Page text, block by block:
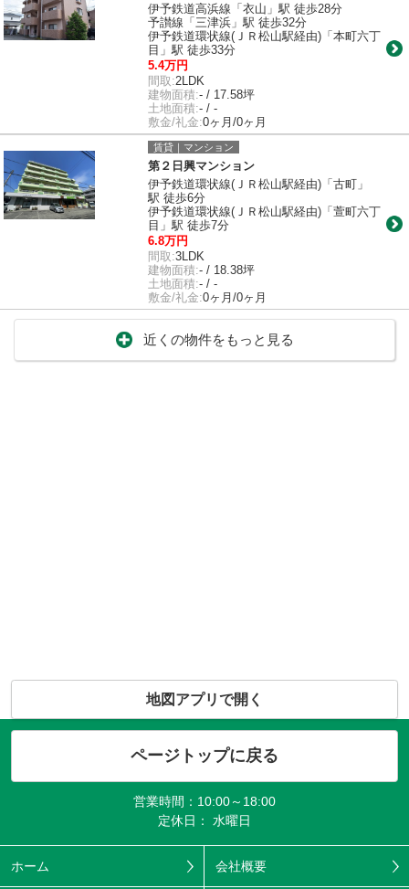
伊予鉄道高浜線「衣山」駅 徒歩28分
予讃線「三津浜」駅 徒歩32分
伊予鉄道環状線(ＪＲ松山駅経由)「本町六丁
目」駅 徒歩33分
5.4万円
間取:2LDK
建物面積:- / 17.58坪
土地面積:- / -
敷金/礼金:0ヶ月/0ヶ月
賃貸｜マンション
第２日興マンション
伊予鉄道環状線(ＪＲ松山駅経由)「古町」
駅 徒歩6分
伊予鉄道環状線(ＪＲ松山駅経由)「萱町六丁
目」駅 徒歩7分
6.8万円
間取:3LDK
建物面積:- / 18.38坪
土地面積:- / -
敷金/礼金:0ヶ月/0ヶ月
近くの物件をもっと見る
地図アプリで開く
ページトップに戻る
営業時間：10:00～18:00
定休日： 水曜日
ホーム 会社概要